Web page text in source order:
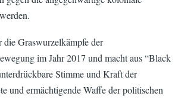
die Graswurzelkämpfe der
im Jahr 2017 und macht aus “Black
Stimme und Kraft der
und ermächtigende Waffe der politischen